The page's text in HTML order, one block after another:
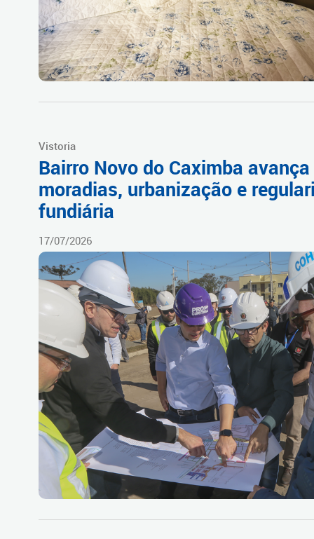
Vistoria
Bairro Novo do Caximba
moradias, urbanização e
fundiária
17/07/2026